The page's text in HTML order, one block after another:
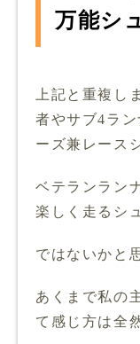
万能シ
上記と重複し
者やサブ4ラ
ーズ兼レース
ベテランラン
楽しく走るシ
ではないかと
あくまで私の
て感じ方は全